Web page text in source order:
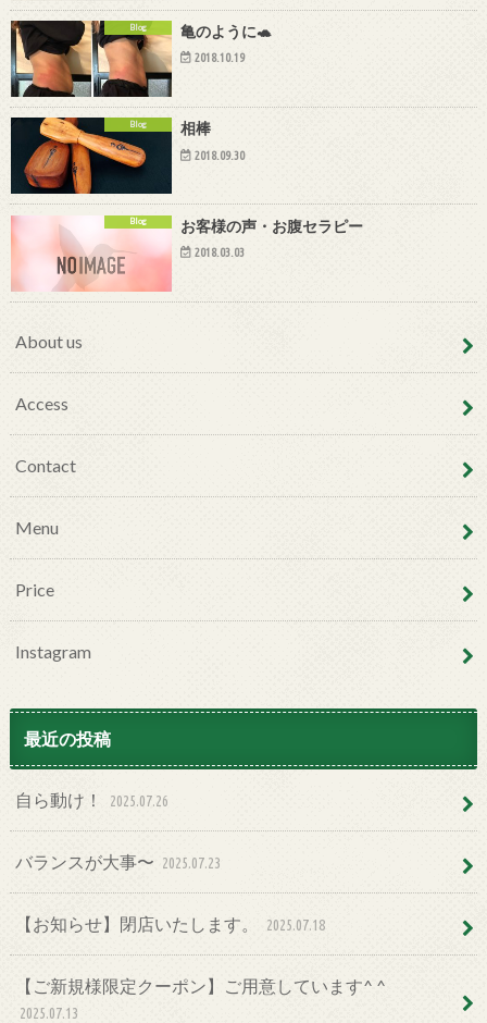
Blog 亀のように🐢
2018.10.19
Blog 相棒
2018.09.30
Blog お客様の声・お腹セラピー
2018.03.03
About us
Access
Contact
Menu
Price
Instagram
最近の投稿
自ら動け！ 2025.07.26
バランスが大事〜 2025.07.23
【お知らせ】閉店いたします。 2025.07.18
【ご新規様限定クーポン】ご用意しています^ ^
2025.07.13